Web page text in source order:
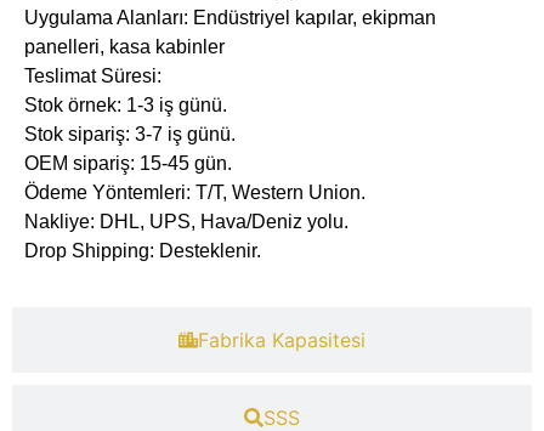
​Fabrika Kapasitesi​
​SSS
Uygulama Alanları: Endüstriyel kapılar, ekipman
panelleri, kasa kabinler
​Teslimat Süresi:
Stok örnek: 1-3 iş günü.
Stok sipariş: 3-7 iş günü.
OEM sipariş: 15-45 gün.
​Ödeme Yöntemleri: T/T, Western Union.
​Nakliye: DHL, UPS, Hava/Deniz yolu.
​Drop Shipping: Desteklenir.